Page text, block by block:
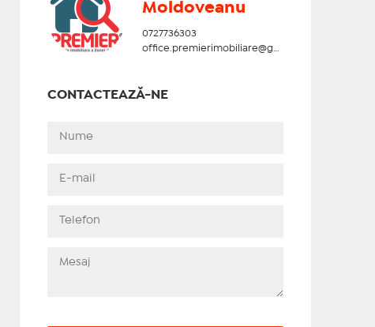
Moldoveanu
0727736303
CONTACTEAZĂ-NE